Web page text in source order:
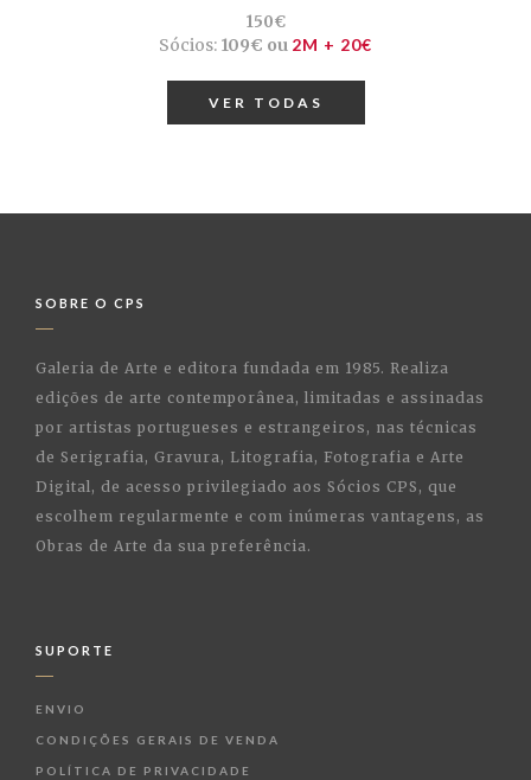
150€
Sócios: 109€ ou 2M + 20€
VER TODAS
SOBRE O CPS
Galeria de Arte e editora fundada em 1985. Realiza
edições de arte contemporânea, limitadas e assinadas
por artistas portugueses e estrangeiros, nas técnicas
de Serigrafia, Gravura, Litografia, Fotografia e Arte
Digital, de acesso privilegiado aos Sócios CPS, que
escolhem regularmente e com inúmeras vantagens, as
Obras de Arte da sua preferência.
SUPORTE
ENVIO
CONDIÇÕES GERAIS DE VENDA
POLÍTICA DE PRIVACIDADE